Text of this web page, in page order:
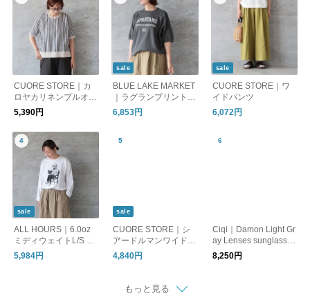
CUORE STORE｜カ
ロヤカリネンプルオー
バー
5,390円
sale
BLUE LAKE MARKET
｜ラグランプリントプ
ルオーバー "SPARTA
NS"
6,853円
sale
CUORE STORE｜ワ
イドパンツ
6,072円
sale
ALL HOURS｜6.0oz
ミディウェイトL/S TE
E "BOOK LOVER"
5,984円
sale
CUORE STORE｜シ
アードルマンワイドプ
ルオーバー
4,840円
Ciqi｜Damon Light Gr
ay Lenses sunglasses
サングラス デイモン
8,250円
もっと見る